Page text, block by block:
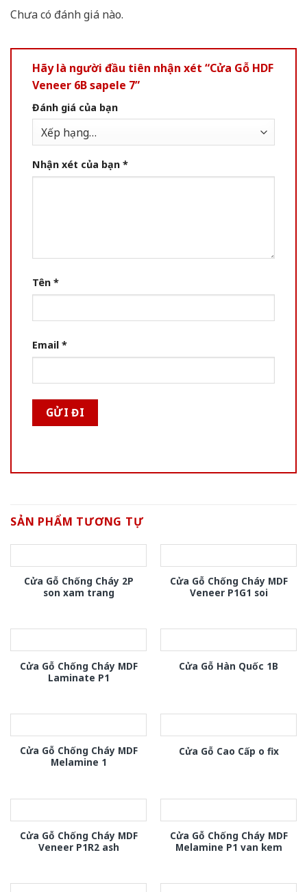
Chưa có đánh giá nào.
Hãy là người đầu tiên nhận xét “Cửa Gỗ HDF
Veneer 6B sapele 7”
Đánh giá của bạn
Nhận xét của bạn *
Tên *
Email *
SẢN PHẨM TƯƠNG TỰ
Cửa Gỗ Chống Cháy 2P
son xam trang
Cửa Gỗ Chống Cháy MDF
Veneer P1G1 soi
Cửa Gỗ Chống Cháy MDF
Laminate P1
Cửa Gỗ Hàn Quốc 1B
Cửa Gỗ Chống Cháy MDF
Melamine 1
Cửa Gỗ Cao Cấp o fix
Cửa Gỗ Chống Cháy MDF
Veneer P1R2 ash
Cửa Gỗ Chống Cháy MDF
Melamine P1 van kem